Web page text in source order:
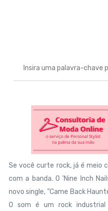
Se você curte rock, já é meio
com a banda. O 'Nine Inch
novo single, "Came Back
O som é um rock